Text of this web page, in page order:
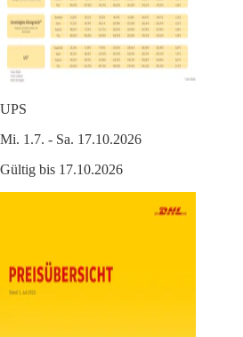
UPS
Mi. 1.7. - Sa. 17.10.2026
Gültig bis 17.10.2026